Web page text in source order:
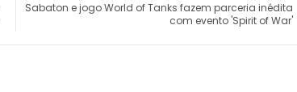
Sabaton e jogo World of Tanks fazem parceria inédita
com evento 'Spirit of War'